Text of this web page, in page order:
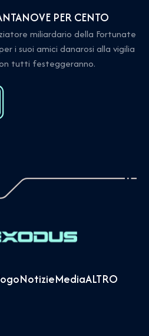
PER CENTO
miliardario della Fortunate
i suoi amici danarosi alla vigilia
tutti festeggeranno.
NotizieMediaALTRO